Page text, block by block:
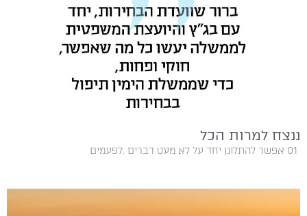
ננצח למרות הכל
01‭ ‬ אפשר‭ ‬להתלונן‭ ‬יחד‭ ‬על‭ ‬לא‭ ‬מעט‭ ‬דברים‭. ‬לפעמים‭